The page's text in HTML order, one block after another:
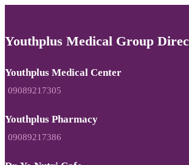
Youthplus Medical Group
Youthplus Medical Center
09089217305
Youthplus Pharmacy
09089217386